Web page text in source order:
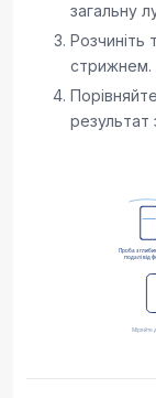
загальну
Розчиніть
стрижнем.
результат